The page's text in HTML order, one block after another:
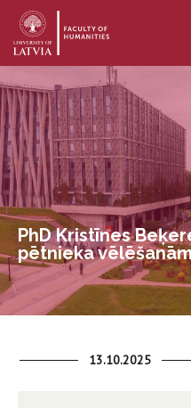
PhD Kristīnes
pētnieka
13.10.2025